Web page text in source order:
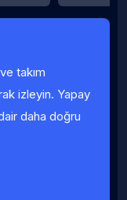
takım
izleyin. Yapay
daha doğru